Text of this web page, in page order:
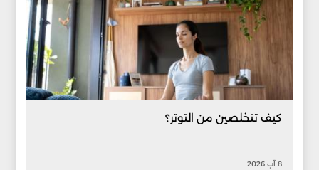
كيف تتخلصين من التوتر؟
8 آب 2026